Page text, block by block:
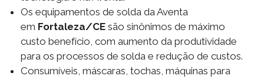
Os equipamentos de solda da Aventa
em Fortaleza/CE são sinônimos de máximo
custo benefício, com aumento da produtividade
para os processos de solda e redução de custos.
Consumíveis, máscaras, tochas, máquinas para